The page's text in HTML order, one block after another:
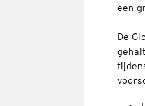
een
De